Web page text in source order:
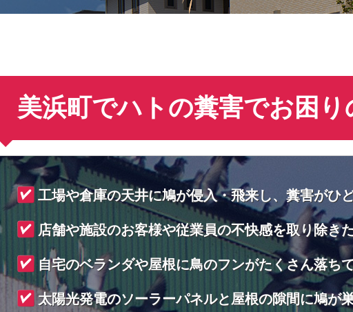
美浜町でハトの糞害でお困
工場や倉庫の天井に鳩が侵入・飛来し、糞害がひ
店舗や施設のお客様や従業員の不快感を取り除き
自宅のベランダや屋根に鳥のフンがたくさん落ち
太陽光発電のソーラーパネルと屋根の隙間に鳩が